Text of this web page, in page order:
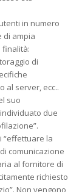
in numero
di ampia
finalità:
di
al server, ecc..
suo
due
“effettuare la
comunicazione
al fornitore di
richiesto
Non vengono